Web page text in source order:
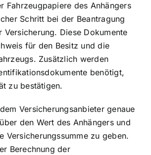
Fahrzeugpapiere des Anhängers
Schritt bei der Beantragung
Versicherung. Diese Dokumente
für den Besitz und die
Zusätzlich werden
benötigt,
zu bestätigen.
Versicherungsanbieter genaue
den Wert des Anhängers und
Versicherungssumme zu geben.
Berechnung der